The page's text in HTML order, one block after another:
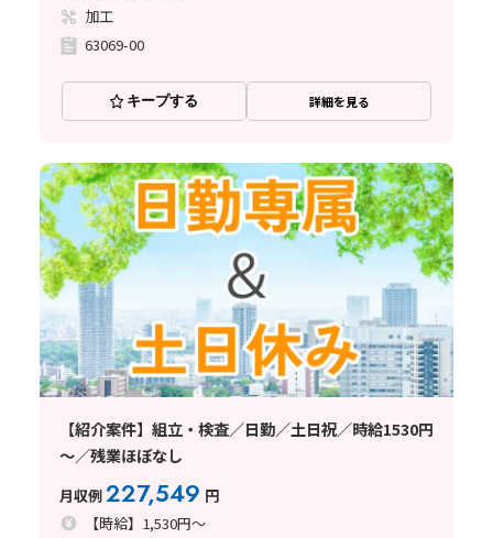
加工
63069-00
キープする 詳細を見る
【紹介案件】組立・検査／日勤／土日祝／時給1530円
～／残業ほぼなし
月収例227,549 円
【時給】1,530円～